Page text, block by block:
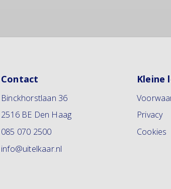
Contact
Binckhorstlaan 36
2516 BE Den Haag
085 070 2500
info@uitelkaar.nl
Kleine
Privacy
Cookies